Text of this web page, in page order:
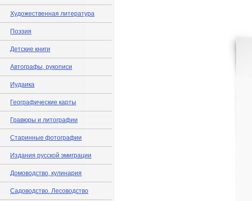
Художественная литература
Поэзия
Детские книги
Автографы, рукописи
Иудаика
Географические карты
Гравюры и литографии
Старинные фотографии
Издания русской эмиграции
Домоводство, кулинария
Садоводство. Лесоводство